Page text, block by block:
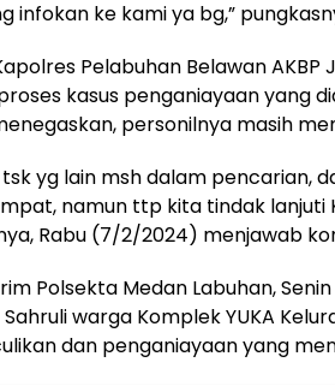
infokan ke kami ya bg,”
Pelabuhan Belawan
kasus penganiayaan yang
personilnya masih
yg lain msh dalam pencarian,
namun ttp kita tindak lanjuti
Rabu (7/2/2024) menjawab
Polsekta Medan Labuhan,
warga Komplek YUKA
dan penganiayaan yang